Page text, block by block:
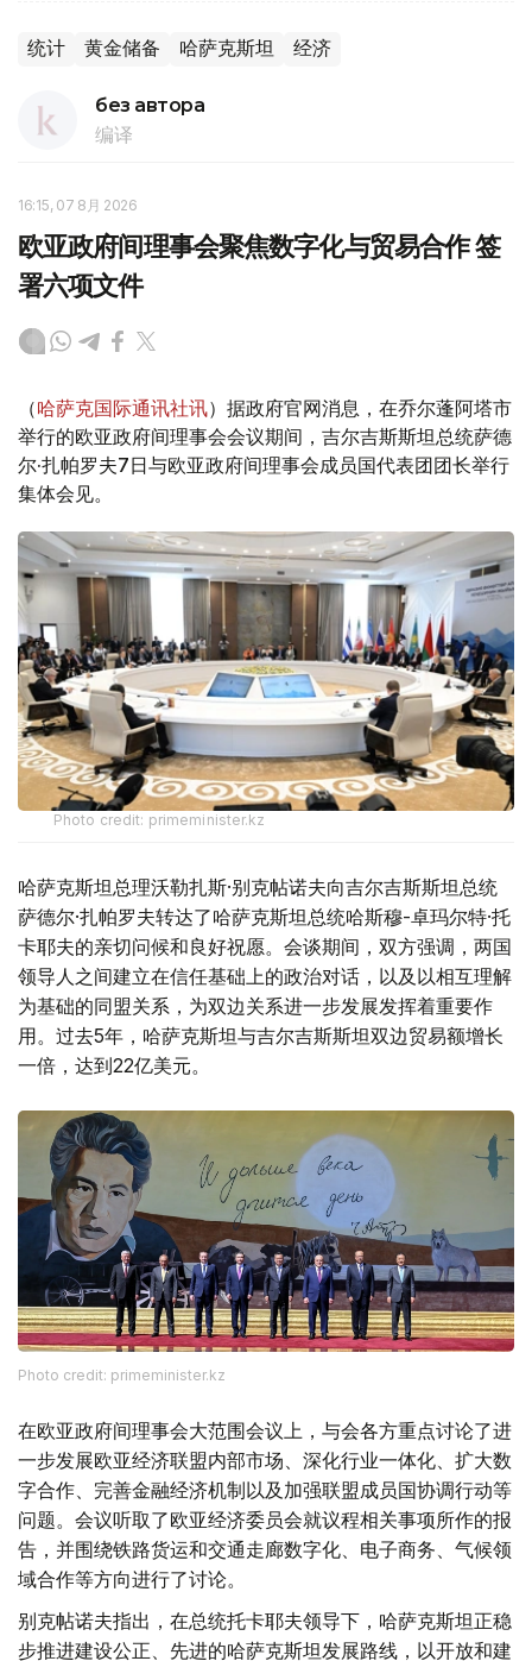
统计 黄金储备 哈萨克斯坦 经济
без автора
编译
16:15, 07 8月 2026
欧亚政府间理事会聚焦数字化与贸易合作 签
署六项文件
（哈萨克国际通讯社讯）据政府官网消息，在乔尔蓬阿塔市
举行的欧亚政府间理事会会议期间，吉尔吉斯斯坦总统萨德
尔·扎帕罗夫7日与欧亚政府间理事会成员国代表团团长举行
集体会见。
Photo credit: primeminister.kz
哈萨克斯坦总理沃勒扎斯·别克帖诺夫向吉尔吉斯斯坦总统
萨德尔·扎帕罗夫转达了哈萨克斯坦总统哈斯穆-卓玛尔特·托
卡耶夫的亲切问候和良好祝愿。会谈期间，双方强调，两国
领导人之间建立在信任基础上的政治对话，以及以相互理解
为基础的同盟关系，为双边关系进一步发展发挥着重要作
用。过去5年，哈萨克斯坦与吉尔吉斯斯坦双边贸易额增长
一倍，达到22亿美元。
Photo credit: primeminister.kz
在欧亚政府间理事会大范围会议上，与会各方重点讨论了进
一步发展欧亚经济联盟内部市场、深化行业一体化、扩大数
字合作、完善金融经济机制以及加强联盟成员国协调行动等
问题。会议听取了欧亚经济委员会就议程相关事项所作的报
告，并围绕铁路货运和交通走廊数字化、电子商务、气候领
域合作等方向进行了讨论。
别克帖诺夫指出，在总统托卡耶夫领导下，哈萨克斯坦正稳
步推进建设公正、先进的哈萨克斯坦发展路线，以开放和建